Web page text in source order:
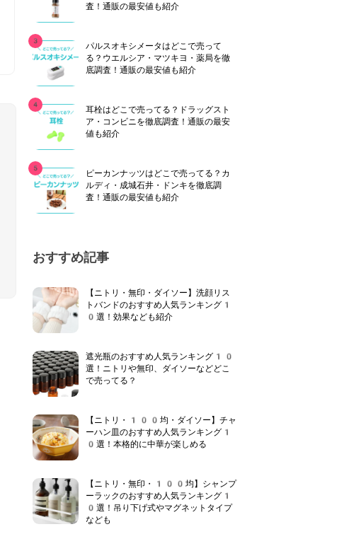
査！通販の最安値も紹介
パルスオキシメータはどこで売って
る？ウエルシア・マツキヨ・薬局を徹
底調査！通販の最安値も紹介
耳栓はどこで売ってる？ドラッグスト
ア・コンビニを徹底調査！通販の最安
値も紹介
ピーカンナッツはどこで売ってる？カ
ルディ・成城石井・ドンキを徹底調
査！通販の最安値も紹介
おすすめ記事
【ニトリ・無印・ダイソー】洗顔リス
トバンドのおすすめ人気ランキング1
0選！効果なども紹介
遮光瓶のおすすめ人気ランキング10
選！ニトリや無印、ダイソーなどどこ
で売ってる？
【ニトリ・100均・ダイソー】チャ
ーハン皿のおすすめ人気ランキング1
0選！本格的に中華が楽しめる
【ニトリ・無印・100均】シャンプ
ーラックのおすすめ人気ランキング1
0選！吊り下げ式やマグネットタイプ
なども